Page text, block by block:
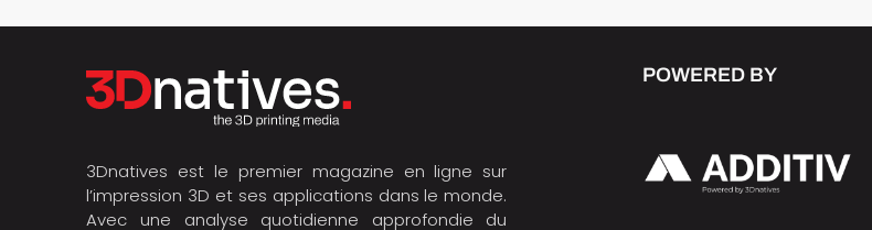
3Dnatives est le premier magazine en ligne sur
l’impression 3D et ses applications dans le monde.
Avec une analyse quotidienne approfondie du
POWERED BY